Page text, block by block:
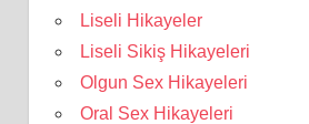
Liseli Hikayeler
Liseli Sikiş Hikayeleri
Olgun Sex Hikayeleri
Oral Sex Hikayeleri